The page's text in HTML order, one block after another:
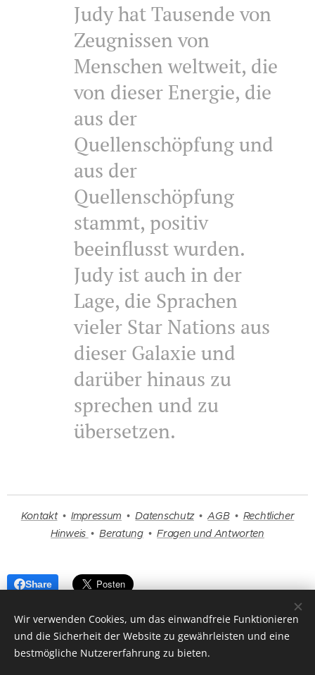
Judy hat Tausende von
Zeugnissen von
Menschen weltweit, die
von dieser Energie, die
aus der
Quellenschöpfung und
aus der
Quellenschöpfung
stammt, positiv
beeinflusst wurden.
Judy ist auch in der
Lage, die Sprachen
vieler Star Nations aus
dieser Galaxie und
darüber hinaus zu
sprechen und zu
übersetzen.
Kontakt• Impressum •Datenschutz•AGB• Rechtlicher
Hinweis •Beratung•Fragen und Antworten
Share
Wir verwenden Cookies, um das einwandfreie Funktionieren
und die Sicherheit der Website zu gewährleisten und eine
bestmögliche Nutzererfahrung zu bieten.